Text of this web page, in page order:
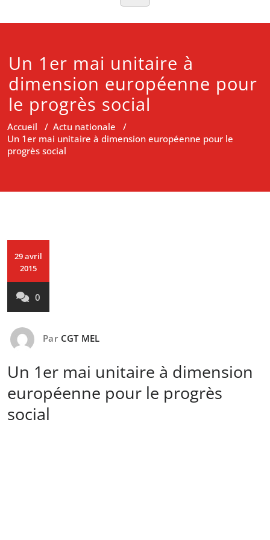
Un 1er mai unitaire à
dimension européenne pour
le progrès social
Accueil / Actu nationale /
Un 1er mai unitaire à dimension européenne pour le
progrès social
29 avril
2015
0
Par CGT MEL
Un 1er mai unitaire à dimension
européenne pour le progrès
social